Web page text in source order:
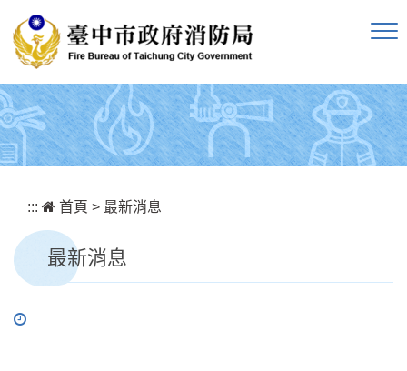
::: 首頁 > 最新消息
最新消息